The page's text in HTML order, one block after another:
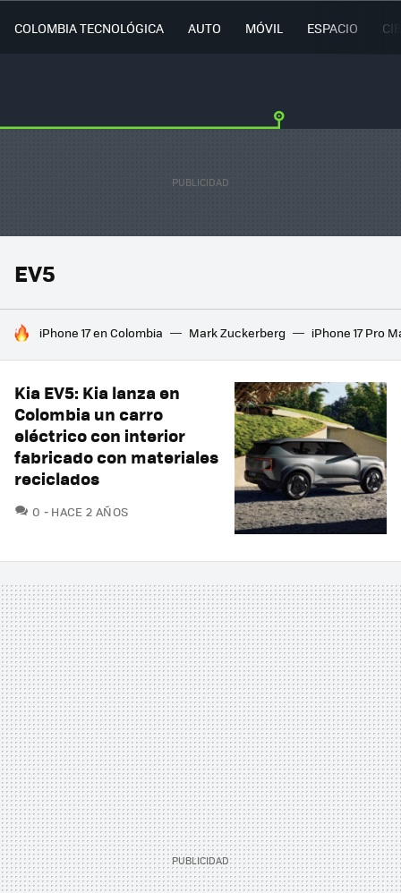
COLOMBIA TECNOLÓGICA AUTO MÓVIL ESPACIO
EV5
HOY SE HABLA DE
iPhone 17 en Colombia Mark Zuckerberg iPhone 17 Pro
Kia EV5: Kia lanza en
Colombia un carro
eléctrico con interior
fabricado con materiales
reciclados
0 COMENTARIOS
HACE 2 AÑOS